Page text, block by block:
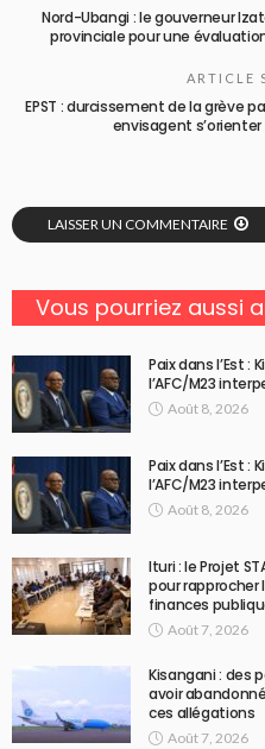
Nord-Ubangi : le gouverneur
provinciale pour une
ARTICLE
EPST : durcissement de la grève
envisagent
LAISSER UN COMMENTAIRE
Vous pourriez aussi
Paix dans l’Est :
l’AFC/M23
Août 8, 2026
Paix dans l’Est :
l’AFC/M23
Août 8, 2026
Ituri : le Projet
pour
finances
Août 7, 2026
Kisangani : des
avoir
ces allégations
Août 7, 2026